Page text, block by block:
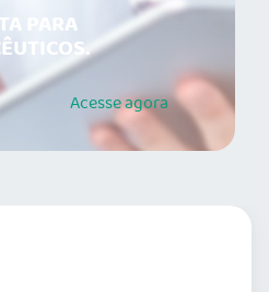
PARA
Acesseagora